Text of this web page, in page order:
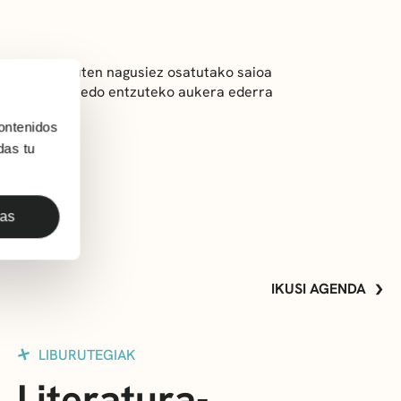
tu
nahi duten nagusiez osatutako saioa
edo entzuteko aukera ederra
IKUSI AGENDA
LIBURUTEGIAK